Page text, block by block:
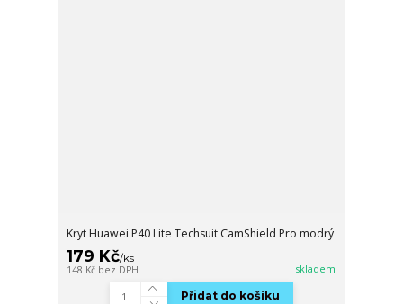
Kryt Huawei P40 Lite Techsuit CamShield Pro modrý
179 Kč/ks
148 Kč bez DPH skladem
Přidat do košíku